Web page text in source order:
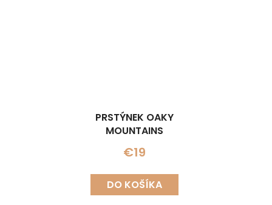
PRSTÝNEK OAKY
MOUNTAINS
€19
DO KOŠÍKA